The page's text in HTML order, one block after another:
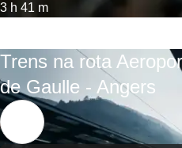
3 h 41 m
Trens na rota
de Gaulle - Angers